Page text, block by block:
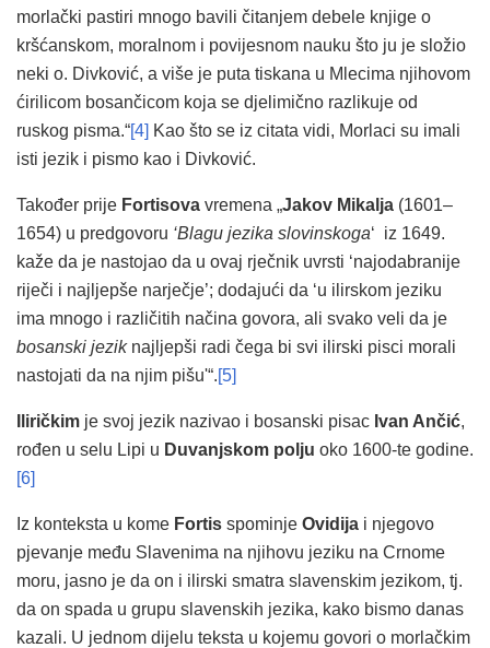
morlački pastiri mnogo bavili čitanjem debele knjige o
kršćanskom, moralnom i povijesnom nauku što ju je složio
neki o. Divković, a više je puta tiskana u Mlecima njihovom
ćirilicom bosančicom koja se djelimično razlikuje od
ruskog pisma.“[4] Kao što se iz citata vidi, Morlaci su imali
isti jezik i pismo kao i Divković.
Također prije Fortisova vremena „Jakov Mikalja (1601–
1654) u predgovoru ‘Blagu jezika slovinskoga‘ iz 1649.
kaže da je nastojao da u ovaj rječnik uvrsti ‘najodabranije
riječi i najljepše narječje’; dodajući da ‘u ilirskom jeziku
ima mnogo i različitih načina govora, ali svako veli da je
bosanski jeziknajljepši radi čega bi svi ilirski pisci morali
nastojati da na njim pišu'“.[5]
Iliričkim je svoj jezik nazivao i bosanski pisac Ivan Ančić,
rođen u selu Lipi u Duvanjskom polju oko 1600-te godine.
[6]
Iz konteksta u kome Fortis spominje Ovidija i njegovo
pjevanje među Slavenima na njihovu jeziku na Crnome
moru, jasno je da on i ilirski smatra slavenskim jezikom, tj.
da on spada u grupu slavenskih jezika, kako bismo danas
kazali. U jednom dijelu teksta u kojemu govori o morlačkim